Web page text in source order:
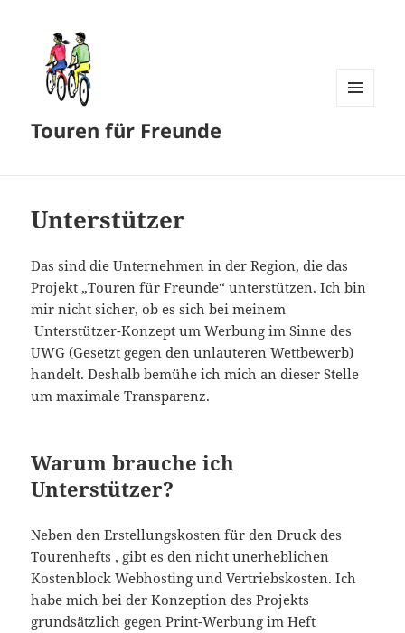
Touren für Freunde
Unterstützer
Das sind die Unternehmen in der Region, die das
Projekt „Touren für Freunde“ unterstützen. Ich bin
mir nicht sicher, ob es sich bei meinem
Unterstützer-Konzept um Werbung im Sinne des
UWG (Gesetzt gegen den unlauteren Wettbewerb)
handelt. Deshalb bemühe ich mich an dieser Stelle
um maximale Transparenz.
Warum brauche ich
Unterstützer?
Neben den Erstellungskosten für den Druck des
Tourenhefts , gibt es den nicht unerheblichen
Kostenblock Webhosting und Vertriebskosten. Ich
habe mich bei der Konzeption des Projekts
grundsätzlich gegen Print-Werbung im Heft